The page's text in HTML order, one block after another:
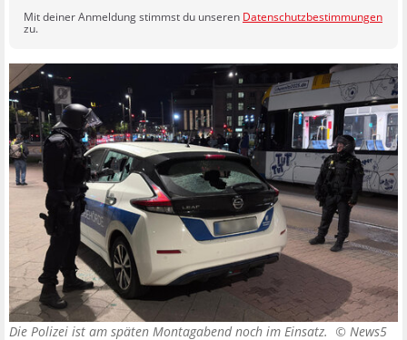
Mit deiner Anmeldung stimmst du unseren Datenschutzbestimmungen
zu.
Die Polizei ist am späten Montagabend noch im Einsatz. © News5